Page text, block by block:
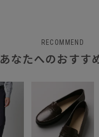
RECOMMEND
あなたへのおすす